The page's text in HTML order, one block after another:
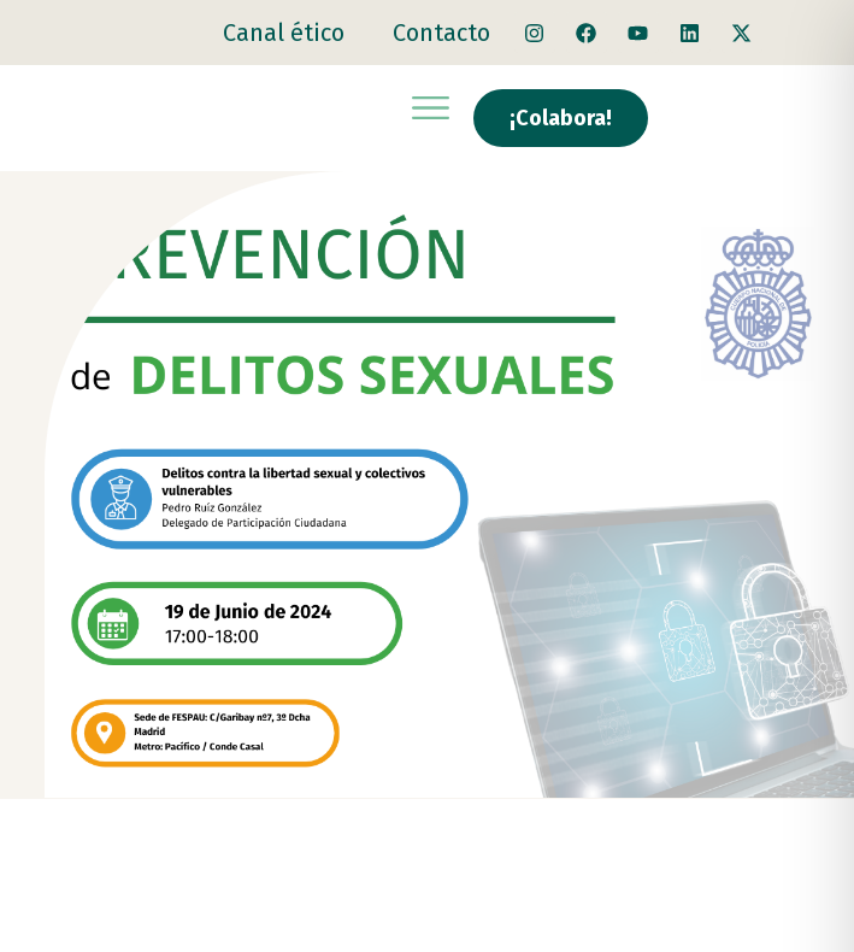
Canal ético Contacto
¡Colabora!